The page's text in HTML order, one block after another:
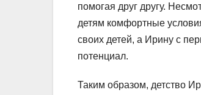
помогая друг другу.
детям комфортные
своих детей, а Ирину с
потенциал.
Таким образом, детство